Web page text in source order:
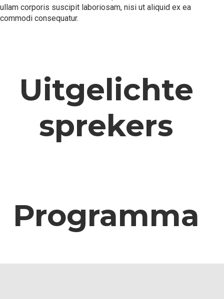
ullam corporis suscipit laboriosam, nisi ut aliquid ex ea
commodi consequatur.
Uitgelichte
sprekers
Programma